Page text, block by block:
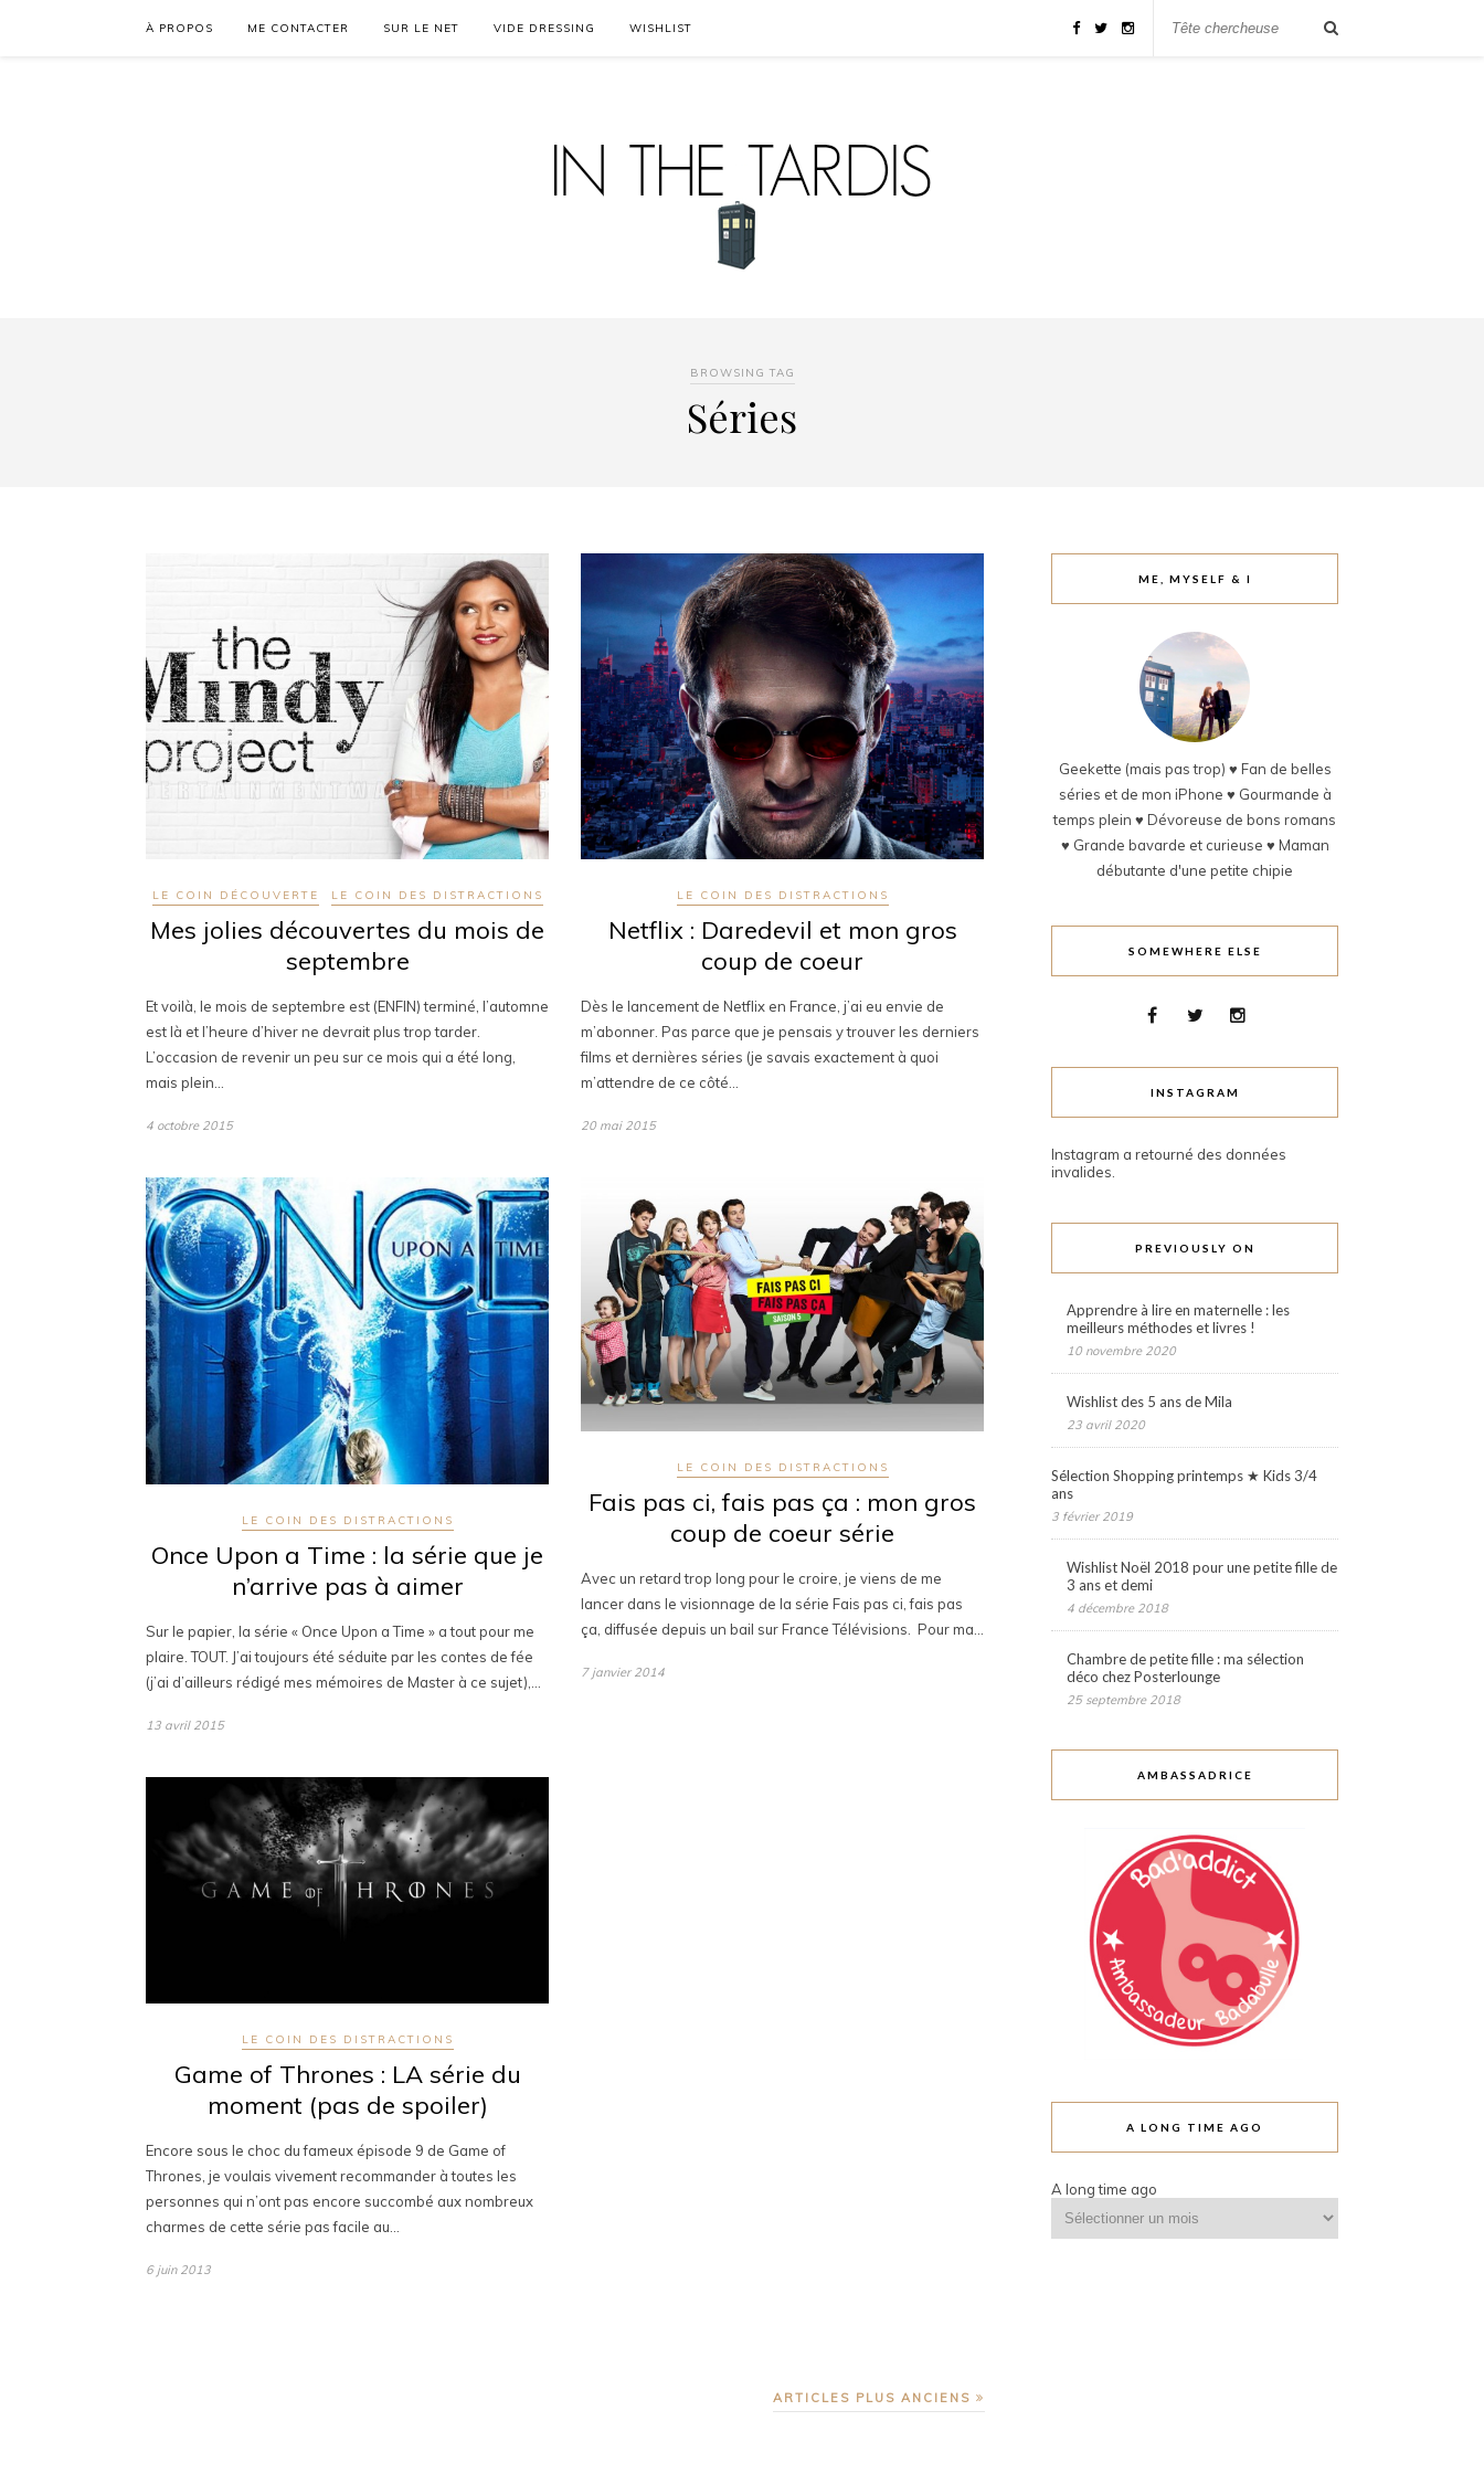
À PROPOS ME CONTACTER SUR LE NET VIDE DRESSING WISHLIST
BROWSING TAG
Séries
LE COIN DÉCOUVERTE LE COIN DES DISTRACTIONS
Mes jolies découvertes du mois de
septembre
Et voilà, le mois de septembre est (ENFIN) terminé, l’automne
est là et l’heure d’hiver ne devrait plus trop tarder.
L’occasion de revenir un peu sur ce mois qui a été long,
mais plein…
4 octobre 2015
LE COIN DES DISTRACTIONS
Netflix : Daredevil et mon gros
coup de coeur
Dès le lancement de Netflix en France, j’ai eu envie de
m’abonner. Pas parce que je pensais y trouver les derniers
films et dernières séries (je savais exactement à quoi
m’attendre de ce côté…
20 mai 2015
LE COIN DES DISTRACTIONS
Once Upon a Time : la série que je
n’arrive pas à aimer
Sur le papier, la série « Once Upon a Time » a tout pour me
plaire. TOUT. J’ai toujours été séduite par les contes de fée
(j’ai d’ailleurs rédigé mes mémoires de Master à ce sujet),…
13 avril 2015
LE COIN DES DISTRACTIONS
Fais pas ci, fais pas ça : mon gros
coup de coeur série
Avec un retard trop long pour le croire, je viens de me
lancer dans le visionnage de la série Fais pas ci, fais pas
ça, diffusée depuis un bail sur France Télévisions. Pour ma…
7 janvier 2014
LE COIN DES DISTRACTIONS
Game of Thrones : LA série du
moment (pas de spoiler)
Encore sous le choc du fameux épisode 9 de Game of
Thrones, je voulais vivement recommander à toutes les
personnes qui n’ont pas encore succombé aux nombreux
charmes de cette série pas facile au…
6 juin 2013
ARTICLES PLUS ANCIENS
ME, MYSELF & I
Geekette (mais pas trop) ♥ Fan de belles
séries et de mon iPhone ♥ Gourmande à
temps plein ♥ Dévoreuse de bons romans
♥ Grande bavarde et curieuse ♥ Maman
débutante d'une petite chipie
SOMEWHERE ELSE
INSTAGRAM
Instagram a retourné des données
invalides.
PREVIOUSLY ON
Apprendre à lire en maternelle : les
meilleurs méthodes et livres !
10 novembre 2020
Wishlist des 5 ans de Mila
23 avril 2020
Sélection Shopping printemps ★ Kids 3/4
ans
3 février 2019
Wishlist Noël 2018 pour une petite fille de
3 ans et demi
4 décembre 2018
Chambre de petite fille : ma sélection
déco chez Posterlounge
25 septembre 2018
AMBASSADRICE
A LONG TIME AGO
A long time ago